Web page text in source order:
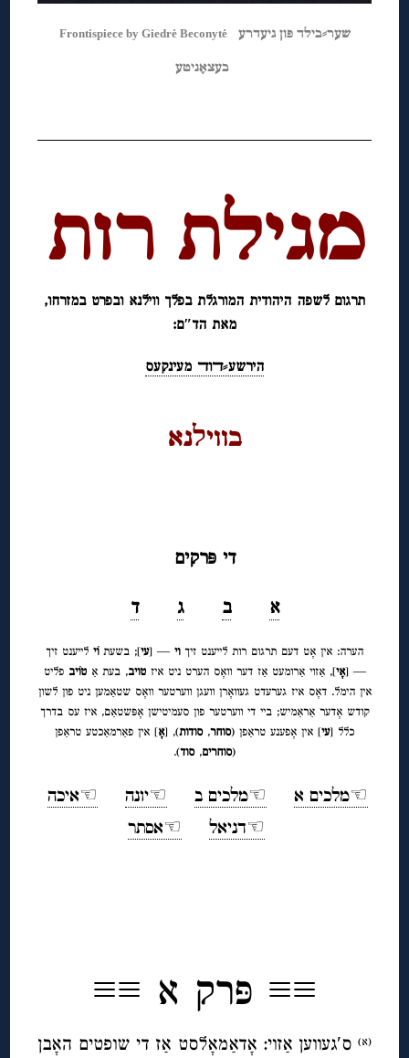
Frontispiece by Giedrė Beconytė שער⸗בילד פון גיעדרע
בעצאָניטע
מגילת רות
תרגום לשפה היהודית המורגלת בפלך ווילנא ובפרט במזרחו,
מאת הד″ם:
הירשע⸗ﬢוﬢ מעינקעס
בוויﬥנא
די פּרקים
א
ב ג ד
הערה: אין אָט דעם תרגום רות לייענט זיך וי — [עי]; בשעתוֹי לייענט זיך
— [אָי], אַזוי אַרומעט אַז דער וואָס הערט ניט איזטויב, בעת אַטוֹיב פליט
אין הימל. דאָס איז גערעדט געוואָרן וועגן ווערטער וואָס שטאַמען ניט פון לשון
קודש אָדער אַראַמיש; ביי די ווערטער פון סעמיטישן אָפּשטאַם, איז עס בדרך
כלל [עי] אין אָפענע טראַפן (סוחר,סודות), [אָ] אין פאַרמאַכטע טראַפן
(סוחרים,סוד).
☜מלכים א ☜מלכים ב ☜יונה
☜איכה
☜דניאל
☜אסתר
≡≡ פּרק א ≡≡
(א) ס′געווען אַזוי: אָדאַמאָלסט אַז די שופטים האָבן